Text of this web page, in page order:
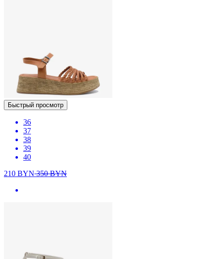
Быстрый просмотр
36
37
38
39
40
210 BYN350BYN